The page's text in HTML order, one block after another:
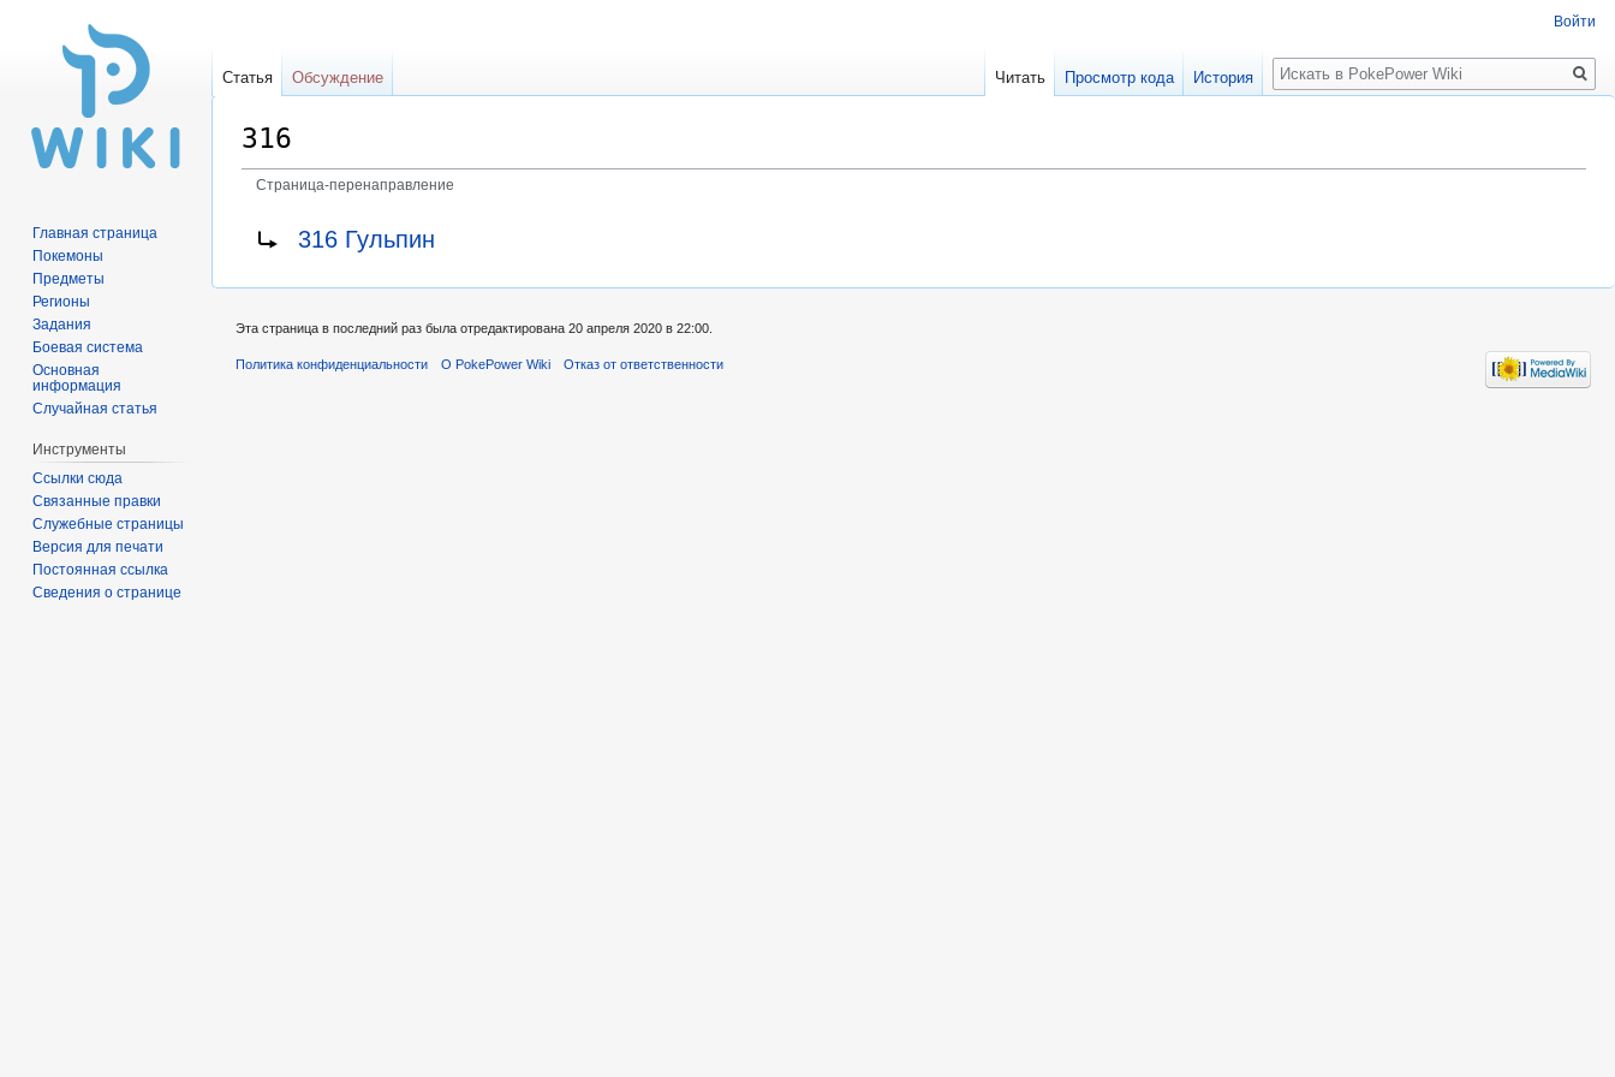
316
Страница-перенаправление
Перенаправление на:
316 Гульпин
Войти
Статья Обсуждение Читать Просмотр кода История
Поиск
Главная страница
Покемоны
Предметы
Регионы
Задания
Боевая система
Основная
информация
Случайная статья
Инструменты
Ссылки сюда
Связанные правки
Служебные страницы
Версия для печати
Постоянная ссылка
Сведения о странице
Эта страница в последний раз была отредактирована 20 апреля 2020 в 22:00.
Политика конфиденциальности О PokePower Wiki Отказ от ответственности